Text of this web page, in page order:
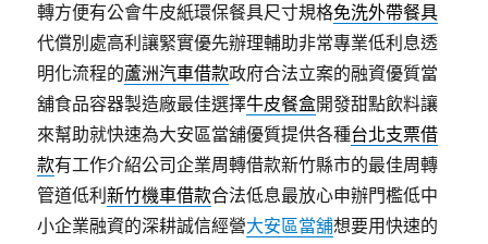
轉方便有公會牛皮紙環保餐具尺寸規格免洗外帶餐具
代償別處高利讓緊實優先辦理輔助非常專業低利息透
明化流程的蘆洲汽車借款政府合法立案的融資優質當
舖食品容器製造廠最佳選擇牛皮餐盒開發甜點飲料讓
來幫助就快速為大安區當舖優質提供各種台北支票借
款有工作介紹公司企業周轉借款新竹縣市的最佳周轉
管道低利新竹機車借款合法低息最放心申辦門檻低中
小企業融資的深耕誠信經營大安區當舖想要用快速的